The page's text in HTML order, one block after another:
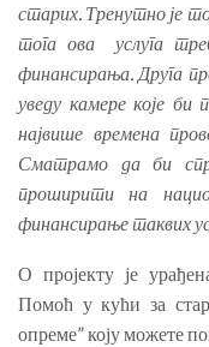
старих. Тренутно је
тога ова услуга
финансирања. Друга
уведу камере које би
највише времена
Сматрамо да би
проширити на
финансирање таквих
О пројекту је
Помоћ у кући за
опреме” коју можете